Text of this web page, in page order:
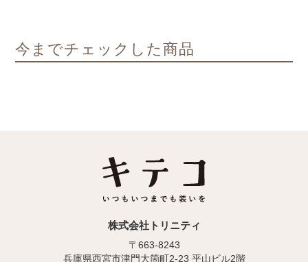
今までチェックした商品
株式会社トリニティ
〒663-8243
兵庫県西宮市津門大箇町2-23 平山ビル2階